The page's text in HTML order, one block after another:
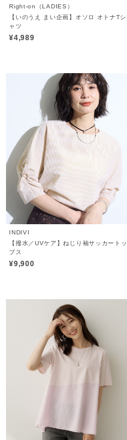
Right-on（LADIES）
【いのうえ まい企画】オソロ オトナTシ
ャツ
¥4,989
INDIVI
【撥水／UVケア】ねじり袖サッカートッ
プス
¥9,900